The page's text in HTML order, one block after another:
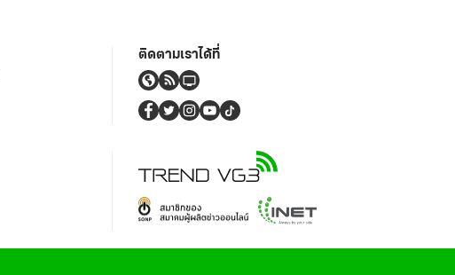
ติดตามเราได้ที่